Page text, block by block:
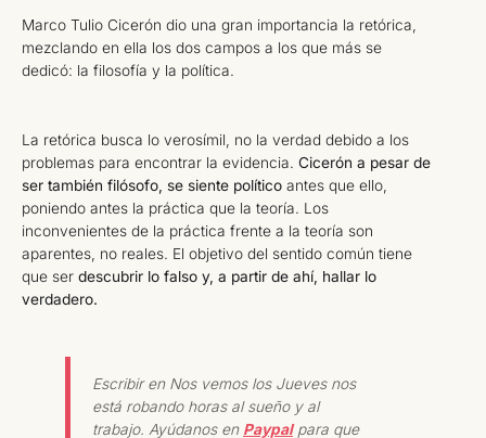
Marco Tulio Cicerón dio una gran importancia la retórica,
mezclando en ella los dos campos a los que más se
dedicó: la filosofía y la política.
La retórica busca lo verosímil, no la verdad debido a los
problemas para encontrar la evidencia. Cicerón a pesar de
ser también filósofo, se siente político antes que ello,
poniendo antes la práctica que la teoría. Los
inconvenientes de la práctica frente a la teoría son
aparentes, no reales. El objetivo del sentido común tiene
que ser descubrir lo falso y, a partir de ahí, hallar lo
verdadero.
Escribir en Nos vemos los Jueves nos
está robando horas al sueño y al
trabajo. Ayúdanos en Paypalpara que